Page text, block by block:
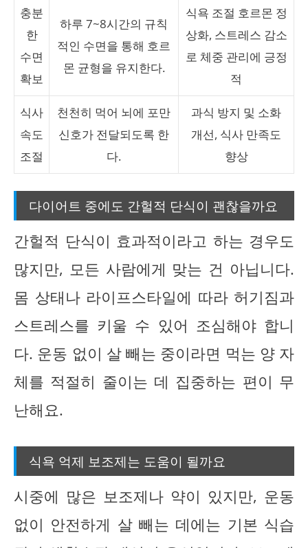
충분
한
수면
확보
하루 7~8시간의 규칙
적인 수면을 통해 호르
몬 균형을 유지한다.
식욕 조절 호르몬 정
상화, 스트레스 감소
로 체중 관리에 긍정
적
식사
속도
조절
천천히 먹어 뇌에 포만
신호가 전달되도록 한
다.
과식 방지 및 소화
개선, 식사 만족도
향상
다이어트 중에도 간헐적 단식이 괜찮을까요
간헐적 단식이 효과적이라고 하는 경우도
많지만, 모든 사람에게 맞는 건 아닙니다.
몸 상태나 라이프스타일에 따라 허기짐과
스트레스를 키울 수 있어 조심해야 합니
다. 운동 없이 살 빼는 중이라면 먹는 양 자
체를 적절히 줄이는 데 집중하는 편이 무
난해요.
식욕 억제 보조제는 도움이 될까요
시중에 많은 보조제나 약이 있지만, 운동
없이 안전하게 살 빼는 데에는 기본 식습